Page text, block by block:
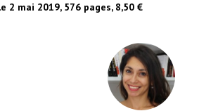
2 mai 2019, 576 pages, 8,50 €